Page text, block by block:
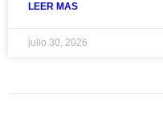
LEER MAS
julio 30, 2026